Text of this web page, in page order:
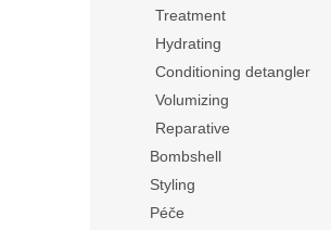
Treatment
Hydrating
Conditioning detangler
Volumizing
Reparative
Bombshell
Styling
Péče